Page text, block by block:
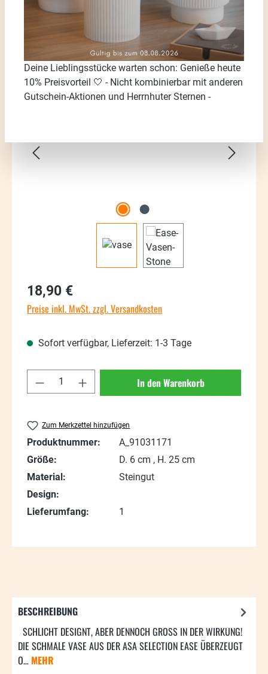
Bildergalerie überspringen
Regulärer Preis:
18,90 €
Preise inkl. MwSt. zzgl. Versandkosten
Sofort verfügbar, Lieferzeit: 1-3 Tage
Produkt Anzahl: Gib den gewünschten
In den Warenkorb
Zum Merkzettel hinzufügen
Produktnummer:
A_91031171
Größe:
D. 6 cm , H. 25 cm
Material:
Steingut
Design:
Lieferumfang:
1
BESCHREIBUNG
SCHLICHT DESIGNT, ABER DENNOCH GROSS IN DER WIRKUNG! D
IE SCHMALE VASE AUS DER ASA SELECTION EASE ÜBERZEUGT O
… MEHR
Deine Lieblingsstücke warten schon: Genieße heute
10% Preisvorteil 🤍 - Nicht kombinierbar mit anderen
Gutschein-Aktionen und Herrnhuter Sternen -